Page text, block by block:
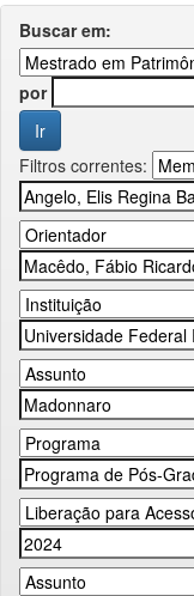
Buscar em:
por
Filtros correntes: